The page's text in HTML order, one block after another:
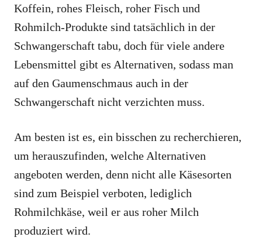
Koffein, rohes Fleisch, roher Fisch und
Rohmilch-Produkte sind tatsächlich in der
Schwangerschaft tabu, doch für viele andere
Lebensmittel gibt es Alternativen, sodass man
auf den Gaumenschmaus auch in der
Schwangerschaft nicht verzichten muss.
Am besten ist es, ein bisschen zu recherchieren,
um herauszufinden, welche Alternativen
angeboten werden, denn nicht alle Käsesorten
sind zum Beispiel verboten, lediglich
Rohmilchkäse, weil er aus roher Milch
produziert wird.